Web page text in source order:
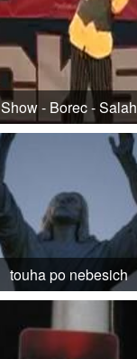
Show - Borec - Salah
touha po nebesich